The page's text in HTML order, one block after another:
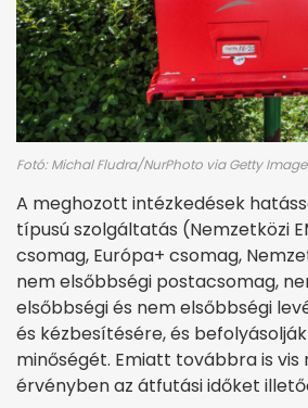
Fotó: Michal Fludra/NurPhoto via Getty
A meghozott intézkedések
típusú szolgáltatás (Nemzetközi
csomag, Európa+ csomag,
nem elsőbbségi postacsomag,
elsőbbségi és nem elsőbbségi
és kézbesítésére, és
minőségét. Emiatt továbbra is vis
érvényben az átfutási időket